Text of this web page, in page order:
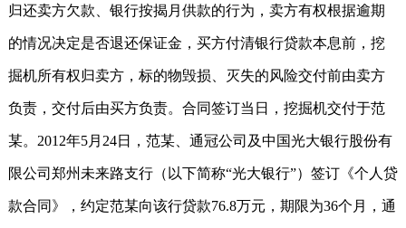
归还卖方欠款、银行按揭月供款的行为，卖方有权根据逾期
的情况决定是否退还保证金，买方付清银行贷款本息前，挖
掘机所有权归卖方，标的物毁损、灭失的风险交付前由卖方
负责，交付后由买方负责。合同签订当日，挖掘机交付于范
某。2012年5月24日，范某、通冠公司及中国光大银行股份有
限公司郑州未来路支行（以下简称“光大银行”）签订《个人贷
款合同》，约定范某向该行贷款76.8万元，期限为36个月，通